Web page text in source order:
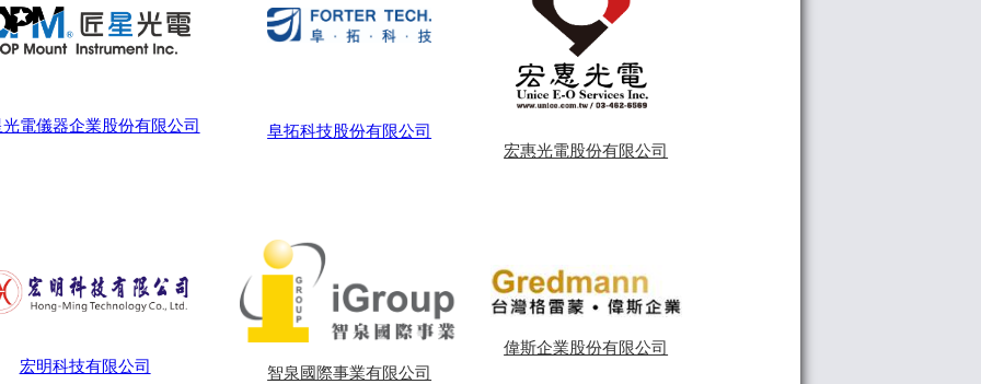
電儀器企業股份有限公司
阜拓科技股份有限公司
宏惠光電股份有限公司
宏明科技有限公司 智泉國際事業有限公司
偉斯企業股份有限公司